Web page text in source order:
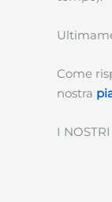
Come
nostra
I